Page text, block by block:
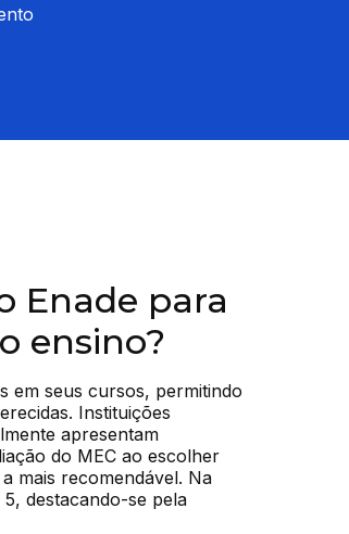
Enade para
ensino?
em seus cursos, permitindo
Instituições
apresentam
do MEC ao escolher
mais recomendável. Na
destacando-se pela